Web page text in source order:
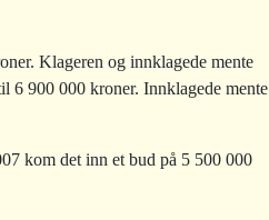
Klageren og innklagede mente
6 900 000 kroner. Innklagede mente
kom det inn et bud på 5 500 000